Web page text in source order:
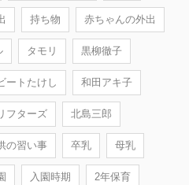
持ち物 赤ちゃんの外出
タモリ 黒柳徹子
ートたけし 和田アキ子
フターズ 北島三郎
の習い事 卒乳 母乳
入園時期 2年保育